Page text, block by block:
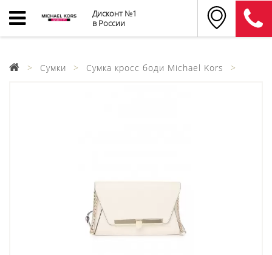
Дисконт №1
в России
Сумки Сумка кросс боди Michael Kors